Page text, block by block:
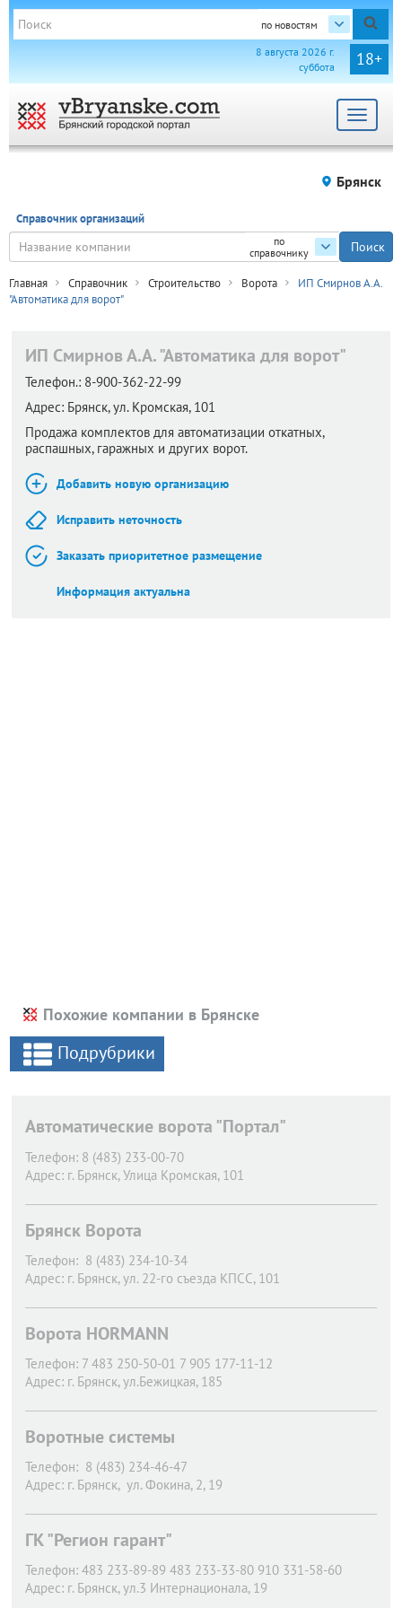
по новостям
18+
8 августа 2026 г.
суббота
Toggle
Брянск
Справочник организаций
по
справочнику
Главная Справочник Строительство Ворота
ИП Смирнов А.А.
"Автоматика для ворот"
ИП Смирнов А.А. "Автоматика для ворот"
Телефон.: 8-900-362-22-99
Адрес: Брянск,ул. Кромская, 101
Продажа комплектов для автоматизации откатных,
распашных, гаражных и других ворот.
Добавить новую организацию
Исправить неточность
Заказать приоритетное размещение
Информация актуальна
Похожие компании в Брянске
Подрубрики
Автоматические ворота "Портал"
Телефон: 8 (483) 233-00-70
Адрес: г. Брянск, Улица Кромская, 101
Брянск Ворота
Телефон: 8 (483) 234-10-34
Адрес: г. Брянск, ул. 22-го съезда КПСС, 101
Ворота HORMANN
Телефон: 7 483 250-50-01 7 905 177-11-12
Адрес: г. Брянск, ул.Бежицкая, 185
Воротные системы
Телефон: 8 (483) 234-46-47
Адрес: г. Брянск, ул. Фокина, 2, 19
ГК "Регион гарант"
Телефон: 483 233-89-89 483 233-33-80 910 331-58-60
Адрес: г. Брянск, ул.3 Интернационала, 19